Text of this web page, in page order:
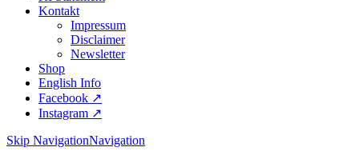
Kontakt
Impressum
Disclaimer
Newsletter
Shop
English Info
Facebook ↗︎
Instagram ↗︎
Skip NavigationNavigation